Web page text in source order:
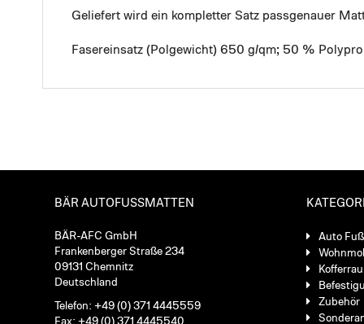
Geliefert wird ein kompletter Satz passgenauer
Fasereinsatz (Polgewicht) 650 g/qm; 50 %
BÄR AUTOFUSSMATTEN
BÄR-AFC GmbH
Frankenberger Straße 234
09131 Chemnitz
Deutschland
Telefon: +49 (0) 371 4445559
Fax: +49 (0) 371 4445540
Auto
Zubehör